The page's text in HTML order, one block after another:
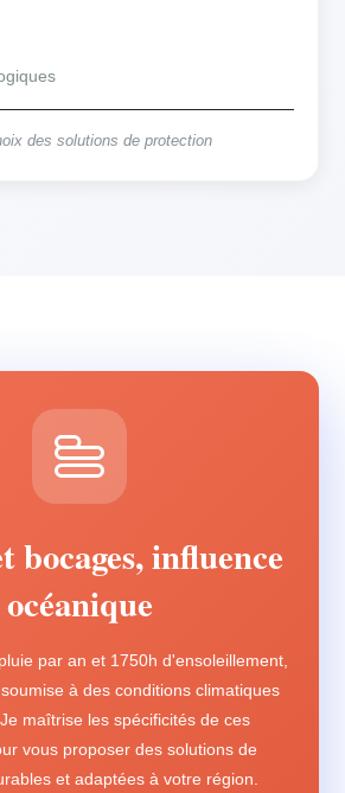
des solutions de protection
bocages, influence
océanique
par an et 1750h d'ensoleillement,
à des conditions climatiques
maîtrise les spécificités de ces
vous proposer des solutions de
et adaptées à votre région.